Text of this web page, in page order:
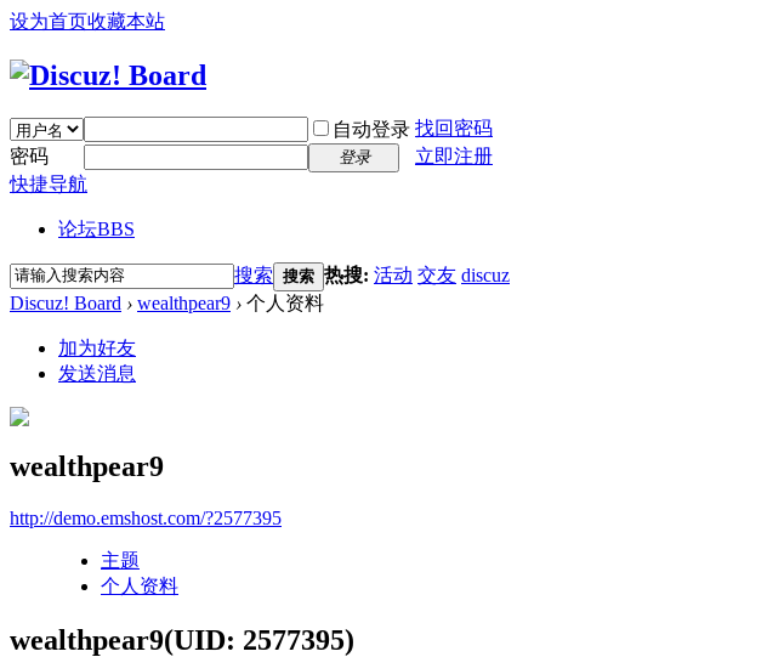
设为首页收藏本站
自动登录 找回密码
密码
登录
立即注册
快捷导航
论坛BBS
搜索 搜索 热搜: 活动 交友 discuz
Discuz! Board › wealthpear9 › 个人资料
加为好友
发送消息
wealthpear9
http://demo.emshost.com/?2577395
主题
个人资料
wealthpear9(UID: 2577395)